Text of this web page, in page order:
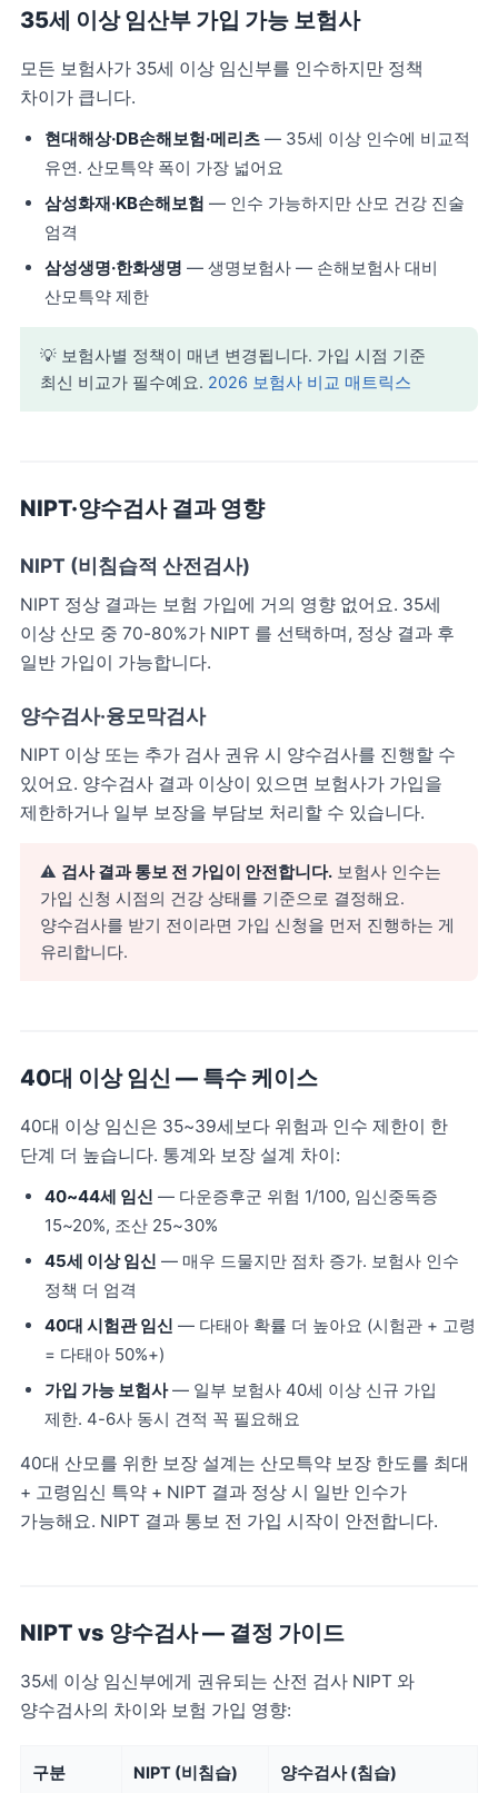
35세 이상 임산부 가입 가능 보험사
모든 보험사가 35세 이상 임신부를 인수하지만 정책
차이가 큽니다.
현대해상·DB손해보험·메리츠 — 35세 이상 인수에 비교적
유연. 산모특약 폭이 가장 넓어요
삼성화재·KB손해보험 — 인수 가능하지만 산모 건강 진술
엄격
삼성생명·한화생명 — 생명보험사 — 손해보험사 대비
산모특약 제한
💡 보험사별 정책이 매년 변경됩니다. 가입 시점 기준
최신 비교가 필수예요. 2026 보험사 비교 매트릭스
NIPT·양수검사 결과 영향
NIPT (비침습적 산전검사)
NIPT 정상 결과는 보험 가입에 거의 영향 없어요. 35세
이상 산모 중 70-80%가 NIPT 를 선택하며, 정상 결과 후
일반 가입이 가능합니다.
양수검사·융모막검사
NIPT 이상 또는 추가 검사 권유 시 양수검사를 진행할 수
있어요. 양수검사 결과 이상이 있으면 보험사가 가입을
제한하거나 일부 보장을 부담보 처리할 수 있습니다.
⚠️ 검사 결과 통보 전 가입이 안전합니다. 보험사 인수는
가입 신청 시점의 건강 상태를 기준으로 결정해요.
양수검사를 받기 전이라면 가입 신청을 먼저 진행하는 게
유리합니다.
40대 이상 임신 — 특수 케이스
40대 이상 임신은 35~39세보다 위험과 인수 제한이 한
단계 더 높습니다. 통계와 보장 설계 차이:
40~44세 임신 — 다운증후군 위험 1/100, 임신중독증
15~20%, 조산 25~30%
45세 이상 임신 — 매우 드물지만 점차 증가. 보험사 인수
정책 더 엄격
40대 시험관 임신 — 다태아 확률 더 높아요 (시험관 + 고령
= 다태아 50%+)
가입 가능 보험사— 일부 보험사 40세 이상 신규 가입
제한. 4-6사 동시 견적 꼭 필요해요
40대 산모를 위한 보장 설계는 산모특약 보장 한도를 최대
+ 고령임신 특약 + NIPT 결과 정상 시 일반 인수가
가능해요. NIPT 결과 통보 전 가입 시작이 안전합니다.
NIPT vs 양수검사 — 결정 가이드
35세 이상 임신부에게 권유되는 산전 검사 NIPT 와
양수검사의 차이와 보험 가입 영향:
구분 NIPT (비침습) 양수검사 (침습)